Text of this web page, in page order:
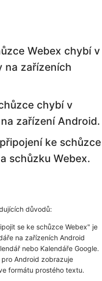
Webex chybí v
na zařízeních
chybí v
zařízení Android.
ke schůzce
schůzku Webex.
důvodů:
se ke schůzce Webex" je
na zařízeních Android
nebo Kalendáře Google.
Android zobrazuje
formátu prostého textu.